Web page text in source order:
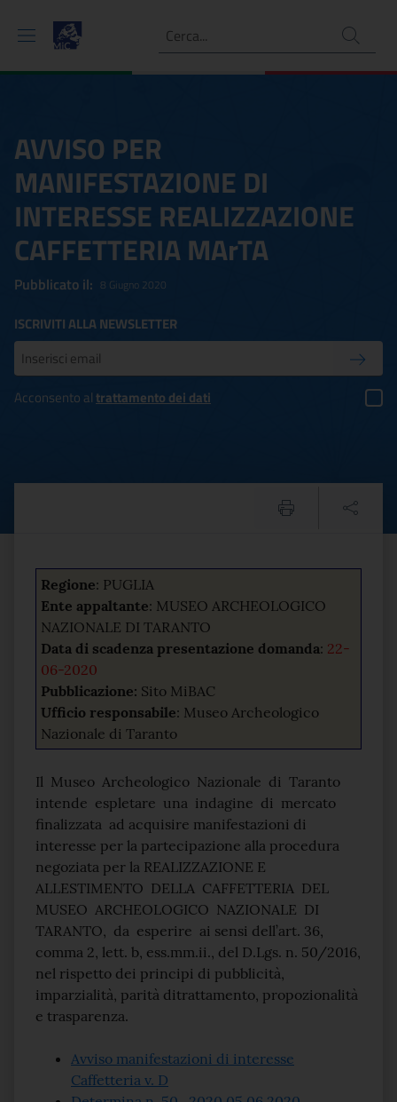
Ricerca
AVVISO PER
MANIFESTAZIONE DI
INTERESSE REALIZZAZIONE
CAFFETTERIA MArTA
Pubblicato il: 8 Giugno 2020
ISCRIVITI ALLA NEWSLETTER
Inserisci la tua mail
Acconsento altrattamento dei dati
AVVISO PER
Testo del comunicato
Regione: PUGLIA
Ente appaltante: MUSEO ARCHEOLOGICO
NAZIONALE DI TARANTO
Data di scadenza presentazione domanda: 22-
06-2020
Pubblicazione: Sito MiBAC
Ufficio responsabile: Museo Archeologico
Nazionale di Taranto
Il Museo Archeologico Nazionale di Taranto
intende espletare una indagine di mercato
finalizzata ad acquisire manifestazioni di
interesse per la partecipazione alla procedura
negoziata per la REALIZZAZIONE E
ALLESTIMENTO DELLA CAFFETTERIA DEL
MUSEO ARCHEOLOGICO NAZIONALE DI
TARANTO, da esperire ai sensi dell’art. 36,
comma 2, lett. b, ess.mm.ii., del D.Lgs. n. 50/2016,
nel rispetto dei principi di pubblicità,
imparzialità, parità ditrattamento, propozionalità
e trasparenza.
Avviso manifestazioni di interesse
Caffetteria v. D